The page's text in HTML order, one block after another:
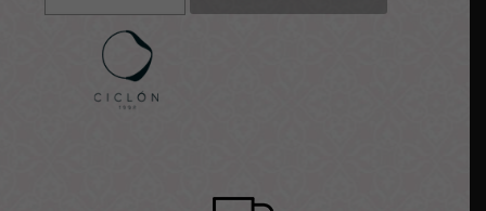
pistacho
cantidad